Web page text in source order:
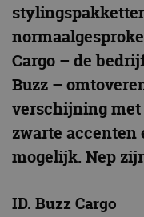
Cargo – de
Buzz –
verschijning met
zwarte
mogelijk. Nep
ID. Buzz Cargo